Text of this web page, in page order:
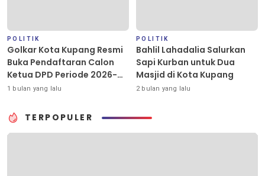
POLITIK
Golkar Kota Kupang Resmi
Buka Pendaftaran Calon
Ketua DPD Periode 2026-
2031
1 bulan yang lalu
POLITIK
Bahlil Lahadalia Salurkan
Sapi Kurban untuk Dua
Masjid di Kota Kupang
2 bulan yang lalu
TERPOPULER